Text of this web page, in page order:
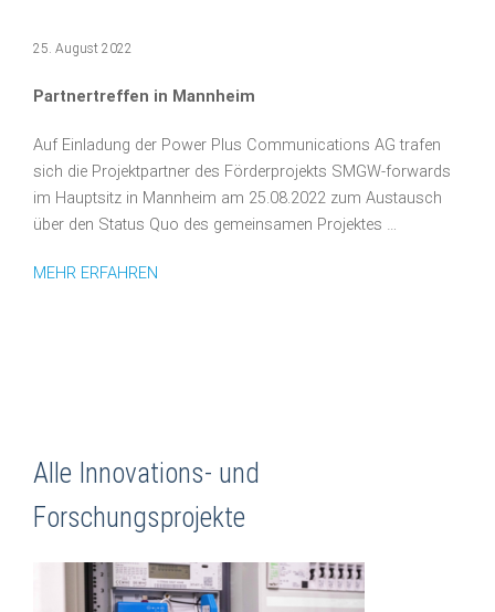
25. August 2022
Partnertreffen in Mannheim
Auf Einladung der Power Plus Communications AG trafen
sich die Projektpartner des Förderprojekts SMGW-forwards
im Hauptsitz in Mannheim am 25.08.2022 zum Austausch
über den Status Quo des gemeinsamen Projektes …
MEHR ERFAHREN
Alle Innovations- und
Forschungsprojekte